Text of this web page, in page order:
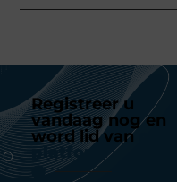
Registreer u
vandaag nog en
word lid van
platform